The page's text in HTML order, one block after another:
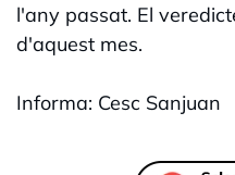
l'any passat. El
d'aquest mes.
Informa: Cesc Sanjuan